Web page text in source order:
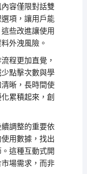
容僅限對話雙
項，讓用戶能
些改進讓使用
外洩風險。
程更加直覺，
點擊次數與學
晰，長時間使
累積起來，創
調整的重要依
用數據，找出
這種互動式開
場需求，而非